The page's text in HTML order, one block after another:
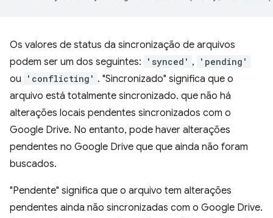
Os valores de status da sincronização de arquivos
podem ser um dos seguintes:
'synced' , 'pending'
ou 'conflicting' . "Sincronizado" significa que o
arquivo está totalmente sincronizado. que não há
alterações locais pendentes sincronizados com o
Google Drive. No entanto, pode haver alterações
pendentes no Google Drive que que ainda não foram
buscados.
"Pendente" significa que o arquivo tem alterações
pendentes ainda não sincronizadas com o Google Drive.